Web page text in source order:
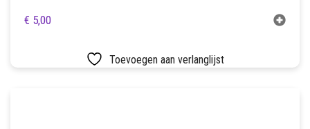
€ 5,00
Toevoegen aan verlanglijst